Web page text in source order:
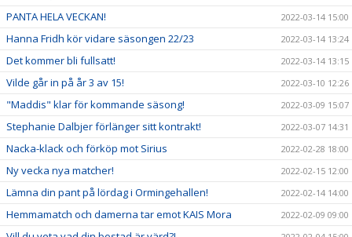
PANTA HELA VECKAN! 2022-03-14 15:00
Hanna Fridh kör vidare säsongen 22/23 2022-03-14 13:24
Det kommer bli fullsatt! 2022-03-14 13:15
Vilde går in på år 3 av 15! 2022-03-10 12:26
"Maddis" klar för kommande säsong! 2022-03-09 15:07
Stephanie Dalbjer förlänger sitt kontrakt! 2022-03-07 14:31
Nacka-klack och förköp mot Sirius 2022-02-28 18:00
Ny vecka nya matcher! 2022-02-15 12:00
Lämna din pant på lördag i Ormingehallen! 2022-02-14 14:00
Hemmamatch och damerna tar emot KAIS Mora 2022-02-09 09:00